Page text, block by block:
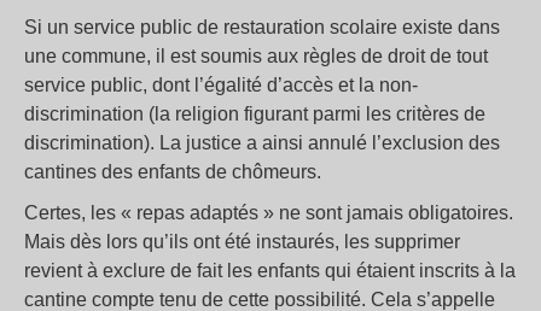
Si un service public de restauration scolaire existe dans
une commune, il est soumis aux règles de droit de tout
service public, dont l’égalité d’accès et la non-
discrimination (la religion figurant parmi les critères de
discrimination). La justice a ainsi annulé l’exclusion des
cantines des enfants de chômeurs.
Certes, les « repas adaptés » ne sont jamais obligatoires.
Mais dès lors qu’ils ont été instaurés, les supprimer
revient à exclure de fait les enfants qui étaient inscrits à la
cantine compte tenu de cette possibilité. Cela s’appelle